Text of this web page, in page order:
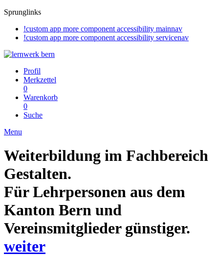
Sprunglinks
!custom app more component accessibility mainnav
!custom app more component accessibility servicenav
Profil
Merkzettel
0
Warenkorb
0
Suche
Menu
Weiterbildung im Fachbereich
Gestalten.
Für Lehrpersonen aus dem
Kanton Bern und
Vereinsmitglieder günstiger.
weiter